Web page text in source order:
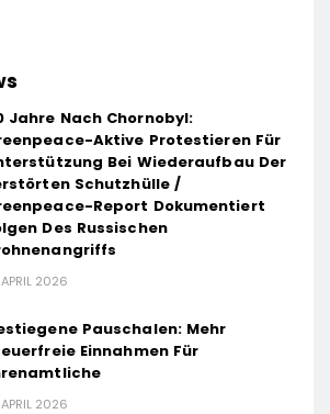
Jahre Nach Chornobyl:
Aktive Protestieren Für
Bei Wiederaufbau Der
Schutzhülle /
Report Dokumentiert
Des Russischen
APRIL 2026
Pauschalen: Mehr
Einnahmen Für
APRIL 2026